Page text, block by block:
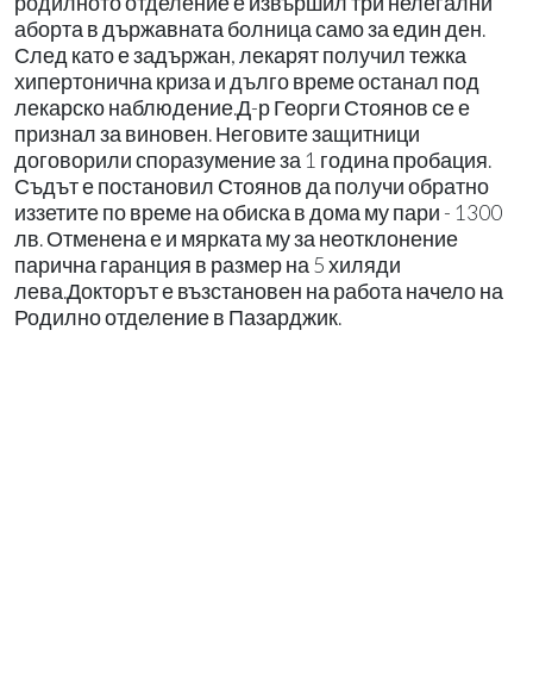
аборта в държавната болница само за един ден.
След като е задържан, лекарят получил тежка
хипертонична криза и дълго време останал под
лекарско наблюдение.Д-р Георги Стоянов се е
признал за виновен. Неговите защитници
договорили споразумение за 1 година пробация.
Съдът е постановил Стоянов да получи обратно
иззетите по време на обиска в дома му пари - 1300
лв. Отменена е и мярката му за неотклонение
парична гаранция в размер на 5 хиляди
лева.Докторът е възстановен на работа начело на
Родилно отделение в Пазарджик.